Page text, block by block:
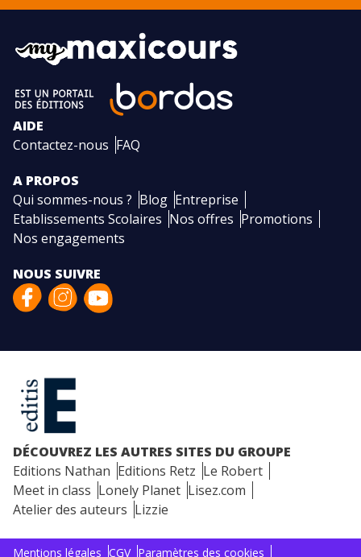
AIDE
Contactez-nous FAQ
A PROPOS
Qui sommes-nous ? Blog Entreprise
Etablissements Scolaires Nos offres Promotions
Nos engagements
NOUS SUIVRE
DÉCOUVREZ LES AUTRES SITES DU GROUPE
Editions Nathan Editions Retz Le Robert
Meet in class Lonely Planet Lisez.com
Atelier des auteurs Lizzie
Mentions légales CGV Paramètres des cookies